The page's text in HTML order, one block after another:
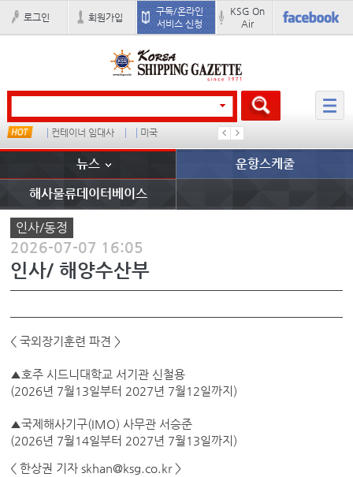
로그인 회원가입
구독/온라인
서비스 신청
KSG On
Air
컨테이너 임대사 미국 ���ͤ
뉴스 운항스케줄
해사물류데이터베이스
인사/동정
2026-07-07 16:05
인사/ 해양수산부
< 국외장기훈련 파견 >
▲호주 시드니대학교 서기관 신철용
(2026년 7월13일부터 2027년 7월12일까지)
▲국제해사기구(IMO) 사무관 서승준
(2026년 7월14일부터 2027년 7월13일까지)
< 한상권 기자 skhan@ksg.co.kr >